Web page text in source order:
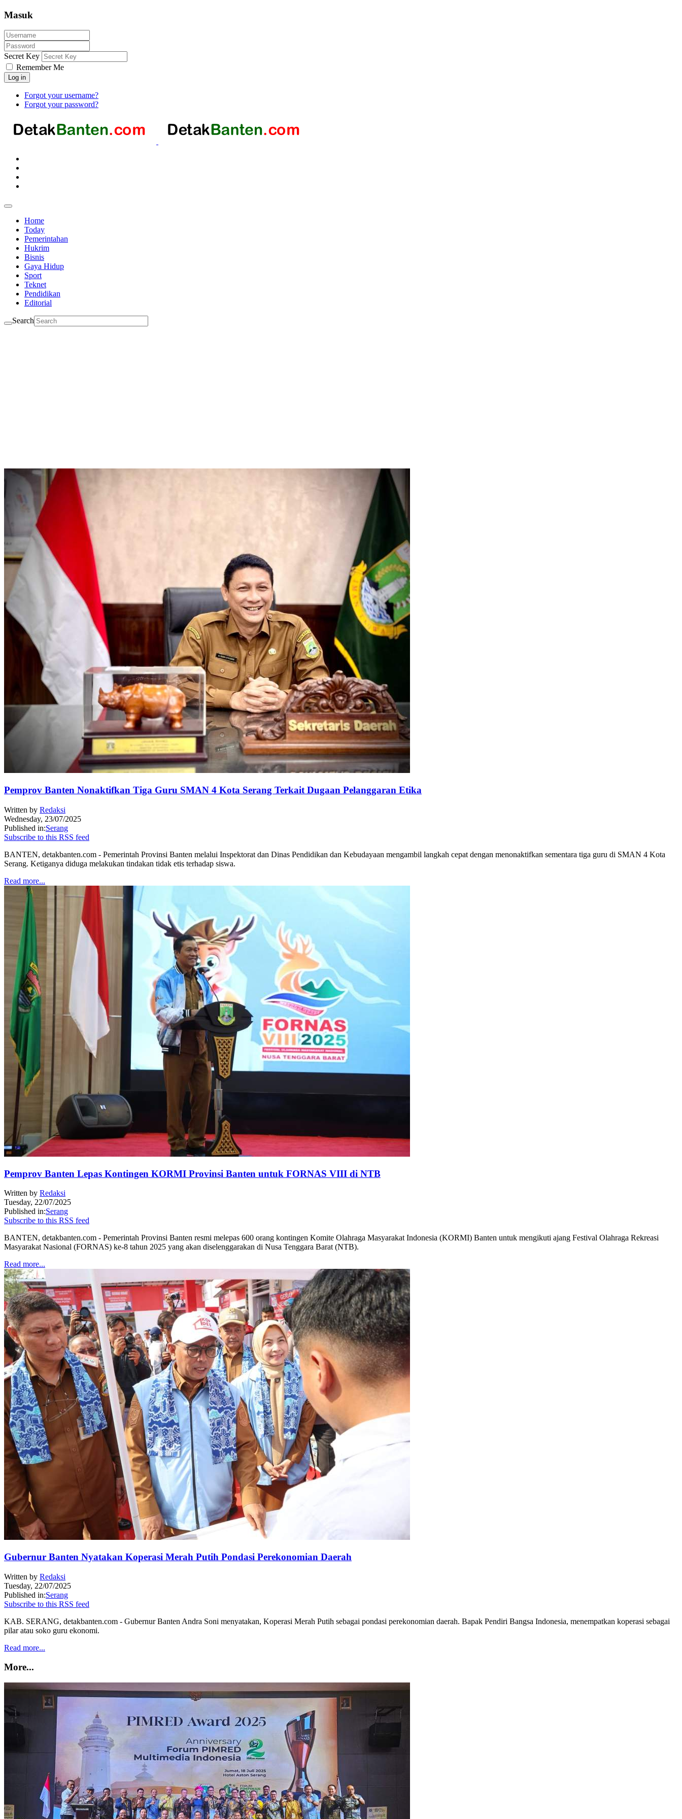
Masuk
Secret Key
Remember Me
Log in
Forgot your username?
Forgot your password?
Home
Today
Pemerintahan
Hukrim
Bisnis
Gaya Hidup
Sport
Teknet
Pendidikan
Editorial
Search
Pemprov Banten Nonaktifkan Tiga Guru SMAN 4 Kota Serang Terkait Dugaan Pelanggaran Etika
Written by Redaksi
Wednesday, 23/07/2025
Published in:Serang
Subscribe to this RSS feed
BANTEN, detakbanten.com - Pemerintah Provinsi Banten melalui Inspektorat dan Dinas Pendidikan dan Kebudayaan mengambil langkah cepat dengan menonaktifkan sementara tiga guru di SMAN 4 Kota
Serang. Ketiganya diduga melakukan tindakan tidak etis terhadap siswa.
Read more...
Pemprov Banten Lepas Kontingen KORMI Provinsi Banten untuk FORNAS VIII di NTB
Written by Redaksi
Tuesday, 22/07/2025
Published in:Serang
Subscribe to this RSS feed
BANTEN, detakbanten.com - Pemerintah Provinsi Banten resmi melepas 600 orang kontingen Komite Olahraga Masyarakat Indonesia (KORMI) Banten untuk mengikuti ajang Festival Olahraga Rekreasi
Masyarakat Nasional (FORNAS) ke-8 tahun 2025 yang akan diselenggarakan di Nusa Tenggara Barat (NTB).
Read more...
Gubernur Banten Nyatakan Koperasi Merah Putih Pondasi Perekonomian Daerah
Written by Redaksi
Tuesday, 22/07/2025
Published in:Serang
Subscribe to this RSS feed
KAB. SERANG, detakbanten.com - Gubernur Banten Andra Soni menyatakan, Koperasi Merah Putih sebagai pondasi perekonomian daerah. Bapak Pendiri Bangsa Indonesia, menempatkan koperasi sebagai
pilar atau soko guru ekonomi.
Read more...
More...